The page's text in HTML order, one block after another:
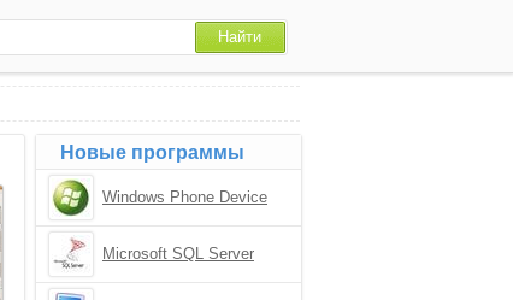
Новые программы
Windows Phone Device
Microsoft SQL Server